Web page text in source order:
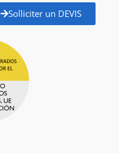
Solliciter un DEVIS